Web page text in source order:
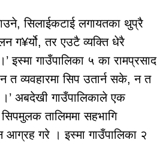
सिलाईकटाई लगायतका थुप्रै
ग¥र्यो, तर एउटै व्यक्ति धेरै
इस्मा गाउँपालिका ५ का रामप्रसाद
त व्यवहारमा सिप उतार्न सके, न त
अबदेखी गाउँपालिकाले एक
सिपमुलक तालिममा सहभागि
आग्रह गरे । इस्मा गाउँपालिका २